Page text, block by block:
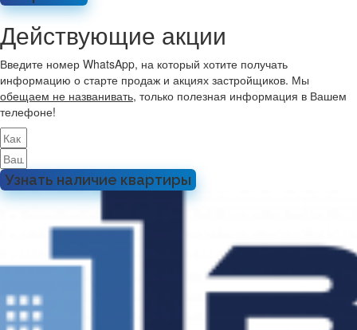
Действующие акции
Введите номер WhatsApp, на который хотите получать
информацию о старте продаж и акциях застройщиков. Мы
обещаем не названивать, только полезная информация в Вашем
телефоне!
Узнать наличие квартиры